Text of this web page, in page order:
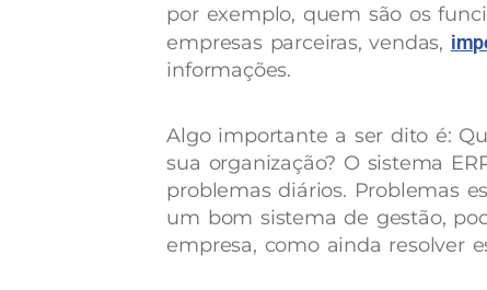
por exemplo, quem são os
empresas parceiras, vendas,
informações.
Algo importante a ser dito é:
sua organização? O sistema
problemas diários. Problemas
um bom sistema de gestão,
empresa, como ainda resolver